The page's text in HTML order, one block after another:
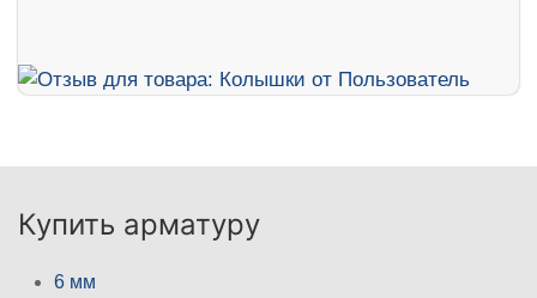
Купить арматуру
6 мм